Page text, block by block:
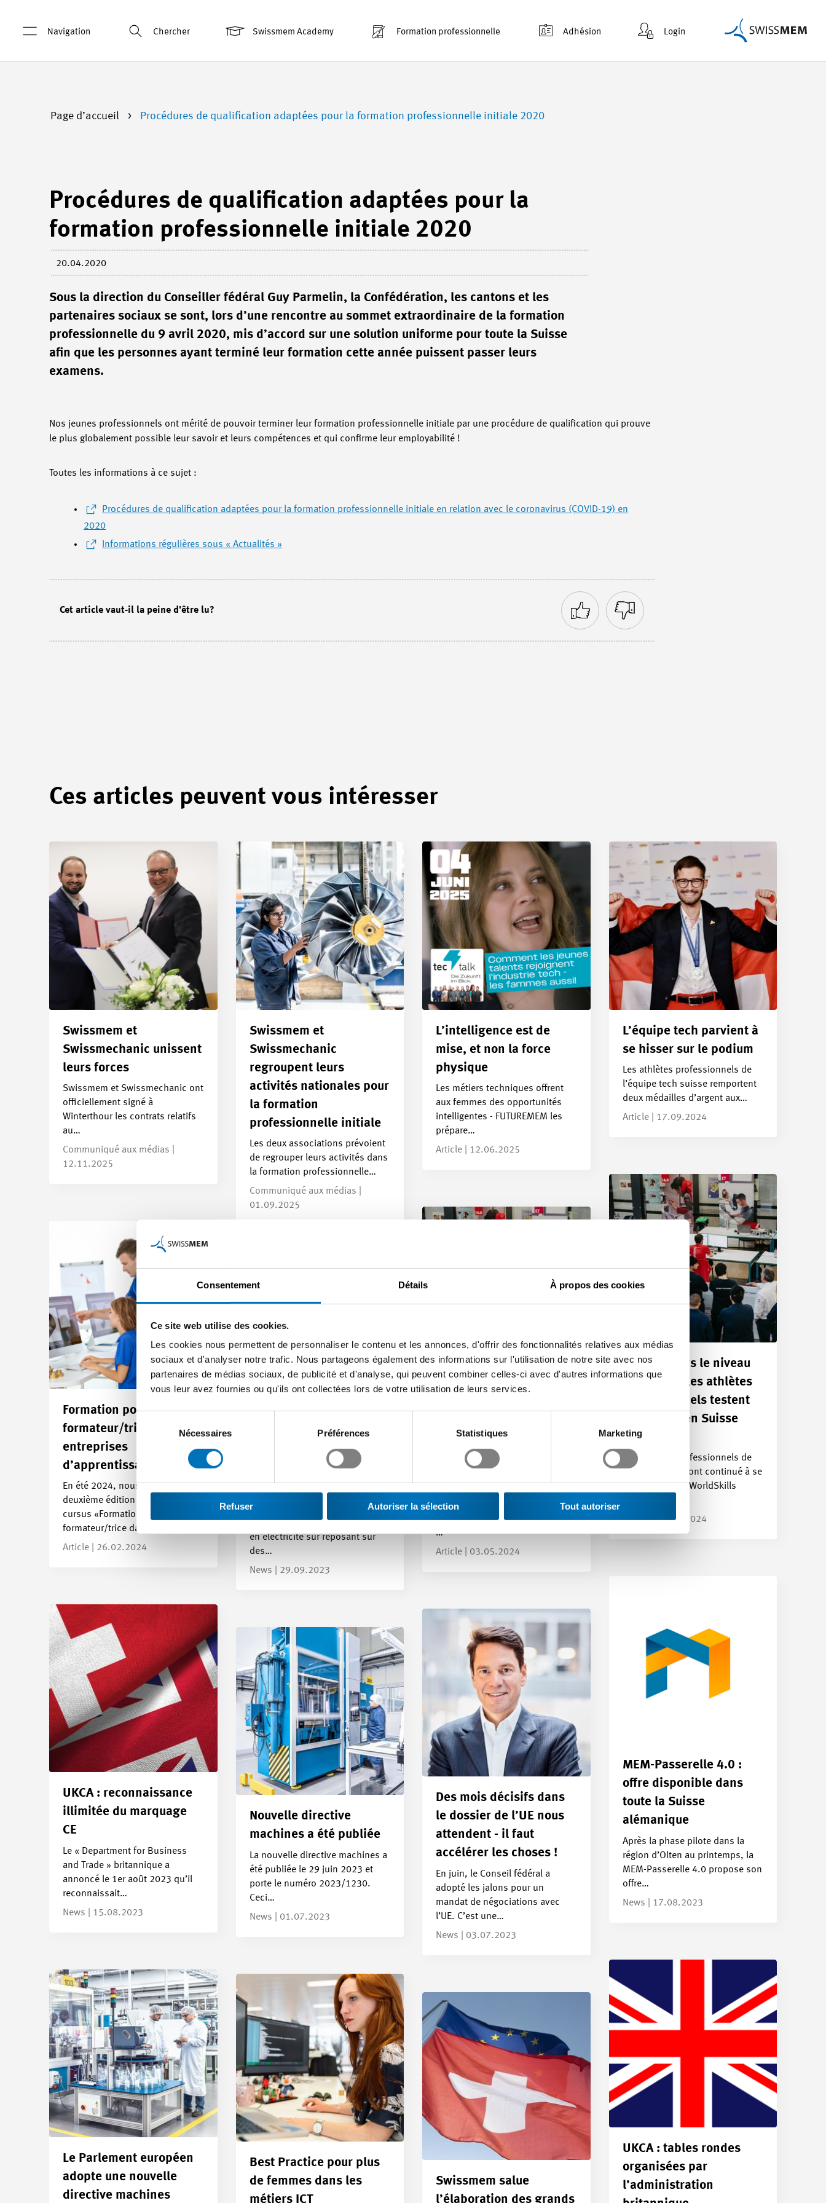
Consentement Détails À propos des cookies
Ce site web utilise des cookies.
Les cookies nous permettent de personnaliser le contenu et les annonces, d'offrir des fonctionnalités relatives aux médias
sociaux et d'analyser notre trafic. Nous partageons également des informations sur l'utilisation de notre site avec nos
partenaires de médias sociaux, de publicité et d'analyse, qui peuvent combiner celles-ci avec d'autres informations que
vous leur avez fournies ou qu'ils ont collectées lors de votre utilisation de leurs services.
du
Nécessaires Préférences Statistiques Marketing
Refuser Autoriser la sélection Tout autoriser
Navigation Chercher Swissmem Academy Formation professionnelle Adhésion Login
Page d’accueil Procédures de qualification adaptées pour la formation professionnelle initiale 2020
Procédures de qualification adaptées pour la
formation professionnelle initiale 2020
20.04.2020
Sous la direction du Conseiller fédéral Guy Parmelin, la Confédération, les cantons et les
partenaires sociaux se sont, lors d’une rencontre au sommet extraordinaire de la formation
professionnelle du 9 avril 2020, mis d’accord sur une solution uniforme pour toute la Suisse
afin que les personnes ayant terminé leur formation cette année puissent passer leurs
examens.
Nos jeunes professionnels ont mérité de pouvoir terminer leur formation professionnelle initiale par une procédure de qualification qui prouve
le plus globalement possible leur savoir et leurs compétences et qui confirme leur employabilité !
Toutes les informations à ce sujet :
Procédures de qualification adaptées pour la formation professionnelle initiale en relation avec le coronavirus (COVID-19) en
2020
Informations régulières sous « Actualités »
Cet article vaut-il la peine d'être lu?
Ces articles peuvent vous intéresser
Swissmem et
Swissmechanic unissent
leurs forces
Swissmem et Swissmechanic ont
officiellement signé à
Winterthour les contrats relatifs
au…
Communiqué aux médias |
12.11.2025
Swissmem et
Swissmechanic
regroupent leurs
activités nationales pour
la formation
professionnelle initiale
Les deux associations prévoient
de regrouper leurs activités dans
la formation professionnelle…
Communiqué aux médias |
01.09.2025
L’intelligence est de
mise, et non la force
physique
Les métiers techniques offrent
aux femmes des opportunités
intelligentes - FUTUREMEM les
prépare…
Article | 12.06.2025
L’équipe tech parvient à
se hisser sur le podium
Les athlètes professionnels de
l’équipe tech suisse remportent
deux médailles d’argent aux…
Article | 17.09.2024
En route vers le niveau
supérieur : les athlètes
professionnels testent
leur forme en Suisse
romande
Les athlètes professionnels de
l’industrie tech ont continué à se
rapprocher des WorldSkills
Article | 03.05.2024
En route vers le niveau
supérieur : les athlètes
professionnels testent
leur forme en Suisse
romande
Les athlètes professionnels de
l’industrie tech ont continué à se
rapprocher des WorldSkills2024,
…
Article | 03.05.2024
Formation pour
formateur/trice dans les
entreprises
d’apprentissage
En été 2024, nous lancerons la
deuxième édition de notre
cursus «Formation pour
formateur/trice dans…
Article | 26.02.2024
Acte modificateur unique
: une étape nécessaire
C’est fait. La « Loi fédérale
relative à un approvisionnement
en électricité sûr reposant sur
des…
News | 29.09.2023
MEM-Passerelle 4.0 :
offre disponible dans
toute la Suisse
alémanique
Après la phase pilote dans la
région d’Olten au printemps, la
MEM-Passerelle 4.0 propose son
offre…
News | 17.08.2023
UKCA : reconnaissance
illimitée du marquage
CE
Le « Department for Business
and Trade » britannique a
annoncé le 1er août 2023 qu’il
reconnaissait…
News | 15.08.2023
Des mois décisifs dans
le dossier de l’UE nous
attendent - il faut
accélérer les choses !
En juin, le Conseil fédéral a
adopté les jalons pour un
mandat de négociations avec
l’UE. C’est une…
News | 03.07.2023
Nouvelle directive
machines a été publiée
La nouvelle directive machines a
été publiée le 29 juin 2023 et
porte le numéro 2023/1230.
Ceci…
News | 01.07.2023
UKCA : tables rondes
organisées par
l’administration
Le Parlement européen
adopte une nouvelle
directive machines
Best Practice pour plus
de femmes dans les
métiers ICT
Swissmem salue
l’élaboration des grands